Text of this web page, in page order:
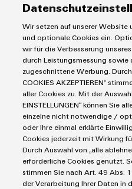
Kundenspezifische
Koppelrelais
Leiterplattensteckverbinder und
Markierungssysteme
Reihenklemmen
Stromversorgungen
Industrial IoT
Industrial Security
Single Pair Ethernet
Smart Metering
SNAP IN Anschlusstechnologie
Workplace Solutions
Service
Connectivity Consulting
eShop / Digitale
Engineering-Daten
PCB Connector Services
Support Center
Technische Produktkataloge
Weidmüller Configurator
Industrien
Datencenter
Gerätehersteller
Maschinenbau
Photovoltaik
Wasserstoff
Weidmüller Industry Match
Impressum
Einkaufs- /Lieferanteninformationen
Datenschutzerklärung
Cookie Richtlinie
Wir setzen auf unserer
und optionale Cookies ein.
wir für die Verbesserung
durch Leistungsmessung sowie
zugeschnittene Werbung. Durch
COOKIES AKZEPTIEREN“
aller Cookies zu. Mit der
EINSTELLUNGEN“ können Sie
einzelne nicht notwendige /
oder Ihre einmal erklärte
Cookies jederzeit mit Wirkung
Durch Auswahl von „alle
erforderliche Cookies genutzt.
stimmen Sie nach Art. 49 Abs.
der Verarbeitung Ihrer Daten in